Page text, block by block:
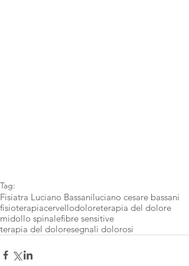
Tag:
Fisiatra Luciano Bassaniluciano cesare bassani
fisioterapiacervellodoloreterapia del dolore
midollo spinalefibre sensitive
terapia del doloresegnali dolorosi